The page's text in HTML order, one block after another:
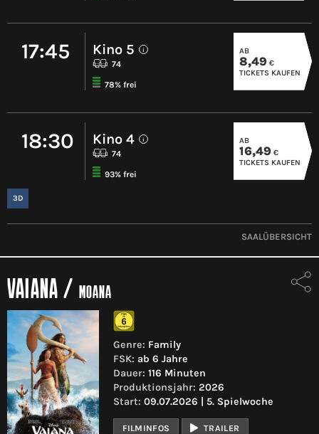
17:45 Kino 5 i
74
78% frei
AB
8,49 €
TICKETS KAUFEN
18:30 Kino 4 i
74
93% frei
3D
AB
16,49 €
TICKETS KAUFEN
SAALÜBERSICHT
VAIANA / MOANA
Genre: Family
FSK: ab 6 Jahre
Dauer: 116 Minuten
Produktionsjahr: 2026
Start: 09.07.2026 | 5. Spielwoche
FILMINFOS TRAILER